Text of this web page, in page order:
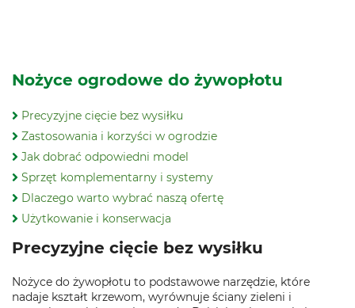
Nożyce ogrodowe do żywopłotu
Precyzyjne cięcie bez wysiłku
Zastosowania i korzyści w ogrodzie
Jak dobrać odpowiedni model
Sprzęt komplementarny i systemy
Dlaczego warto wybrać naszą ofertę
Użytkowanie i konserwacja
Precyzyjne cięcie bez wysiłku
Nożyce do żywopłotu to podstawowe narzędzie, które
nadaje kształt krzewom, wyrównuje ściany zieleni i